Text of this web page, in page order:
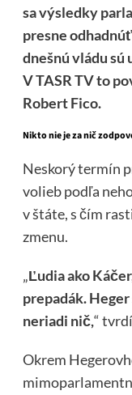
sa výsledky
presne
dnešnú vládu
V TASR TV to
Robert Fico.
Nikto nie je za nič
Neskorý termín
volieb podľa
v štáte, s čím
zmenu.
„Ľudia ako
prepadák.
neriadi nič,“
Okrem